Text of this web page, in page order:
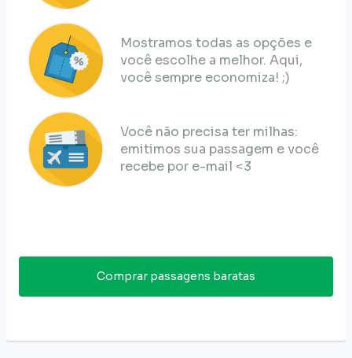
Mostramos todas as opções e
você escolhe a melhor. Aqui,
você sempre economiza! ;)
Você não precisa ter milhas:
emitimos sua passagem e você
recebe por e-mail <3
Comprar passagens baratas